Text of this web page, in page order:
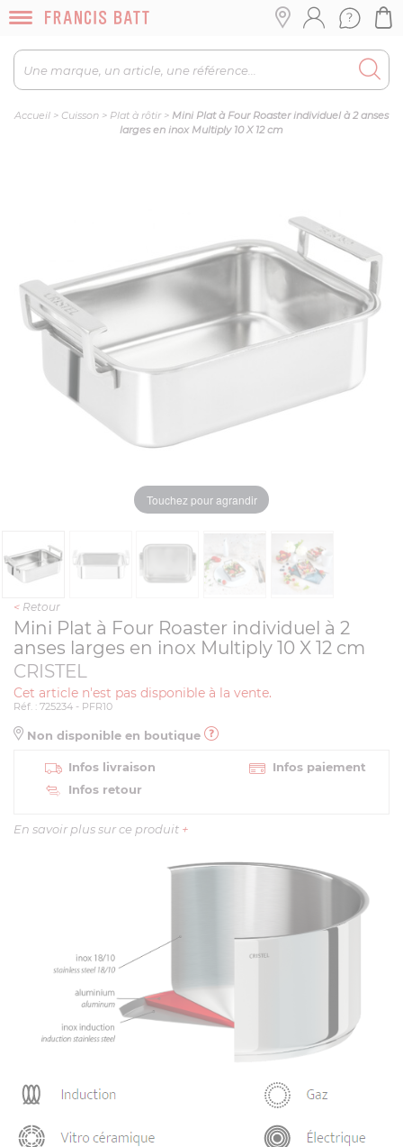
Accueil > Cuisson > Plat à rôtir> Mini Plat à Four Roaster individuel à 2 anses
larges en inox Multiply 10 X 12 cm
Touchez pour agrandir
< Retour
Mini Plat à Four Roaster individuel à 2
anses larges en inox Multiply 10 X 12 cm
CRISTEL
Cet article n'est pas disponible à la vente.
Réf. : 725234 - PFR10
Non disponible en boutique
Infos livraison
Infos paiement
Infos retour
En savoir plus sur ce produit +